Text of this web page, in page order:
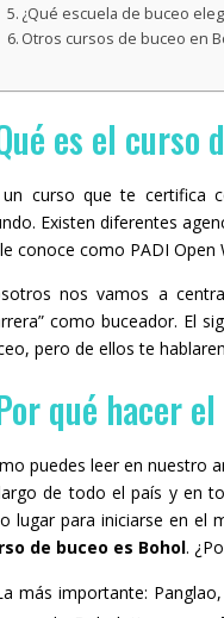
¿Qué escuela de buceo
Otros cursos de buceo en
es el curso
un curso que te certifica
Existen diferentes
conoce como PADI Open
nos vamos a
como buceador. El
pero de ellos te
qué hacer
puedes leer en nuestro
de todo el país y en
lugar para iniciarse en el
de buceo es Bohol.
más importante: